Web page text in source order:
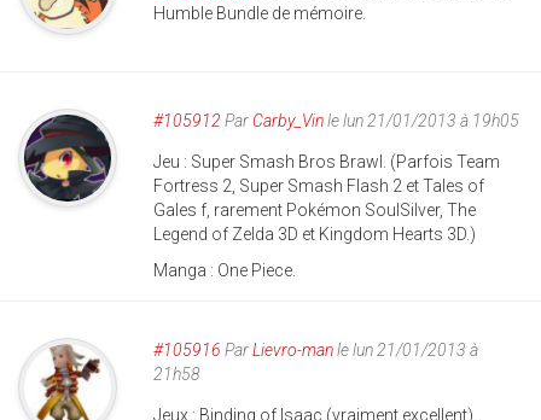
Humble Bundle de mémoire.
#105912 Par Carby_Vinle lun 21/01/2013 à 19h05
Jeu : Super Smash Bros Brawl. (Parfois Team
Fortress 2, Super Smash Flash 2 et Tales of
Gales f, rarement Pokémon SoulSilver, The
Legend of Zelda 3D et Kingdom Hearts 3D.)
Manga : One Piece.
#105916 ParLievro-manle lun 21/01/2013 à
21h58
Jeux : Binding of Isaac (vraiment excellent),